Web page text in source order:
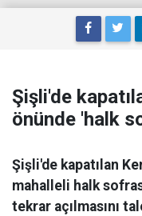
Şişli'de
önünde 'halk
Şişli'de kapatılan
mahalleli halk
tekrar açılmasını